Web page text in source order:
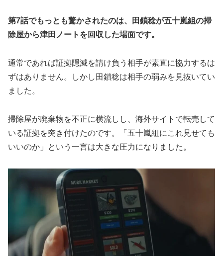
第7話でもっとも驚かされたのは、田鎖稔が五十嵐組の掃
除屋から津田ノートを回収した場面です。
通常であれば証拠隠滅を請け負う相手が素直に協力するは
ずはありません。しかし田鎖稔は相手の弱みを見抜いてい
ました。
掃除屋が廃棄物を不正に横流しし、海外サイトで転売して
いる証拠を突き付けたのです。「五十嵐組にこれ見せても
いいのか」という一言は大きな圧力になりました。